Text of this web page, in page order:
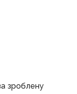
зроблену